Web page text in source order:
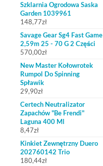
Szklarnia Ogrodowa Saska
Garden 1039961
148,77zł
Savage Gear Sg4 Fast Game
2,59m 25 - 70 G 2 Części
570,00zł
New Master Kołowrotek
Rumpol Do Spinning
Spławik
29,90zł
Certech Neutralizator
Zapachów "Be Frendi"
Laguna 400 Ml
8,47zł
Kinkiet Zewnętrzny Duero
202760142 Trio
180,44zł